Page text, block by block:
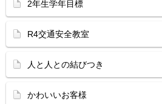
2年生学年目標
R4交通安全教室
人と人との結びつき
かわいいお客様